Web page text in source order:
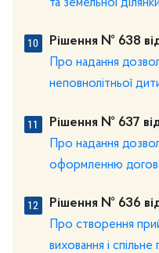
Рішення № 638
Про надання
неповнолітньої
Рішення № 637
Про надання
оформленню
Рішення № 636
Про створення
виховання і